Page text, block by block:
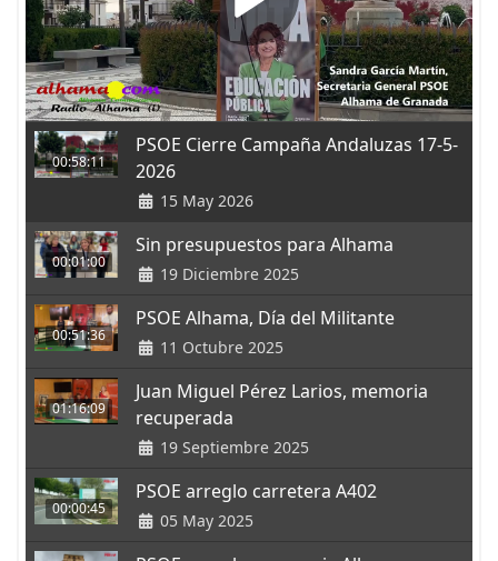
00:58:11
PSOE Cierre Campaña Andaluzas 17-5-
2026
15 May 2026
00:01:00
Sin presupuestos para Alhama
19 Diciembre 2025
00:51:36
PSOE Alhama, Día del Militante
11 Octubre 2025
01:16:09
Juan Miguel Pérez Larios, memoria
recuperada
19 Septiembre 2025
00:00:45
PSOE arreglo carretera A402
05 May 2025